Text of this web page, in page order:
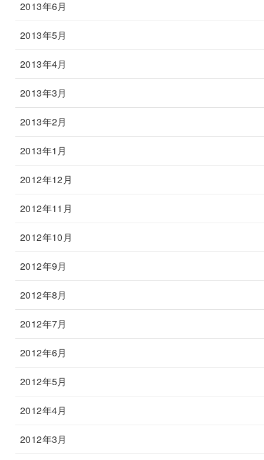
2013年6月
2013年5月
2013年4月
2013年3月
2013年2月
2013年1月
2012年12月
2012年11月
2012年10月
2012年9月
2012年8月
2012年7月
2012年6月
2012年5月
2012年4月
2012年3月